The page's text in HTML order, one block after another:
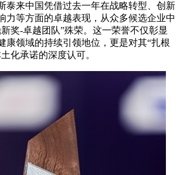
泰来中国凭借过去一年在战略转型、创新
力等方面的卓越表现，从众多候选企业中
奖-卓越团队”殊荣。这一荣誉不仅彰显
康领域的持续引领地位，更是对其“扎根
化承诺的深度认可。